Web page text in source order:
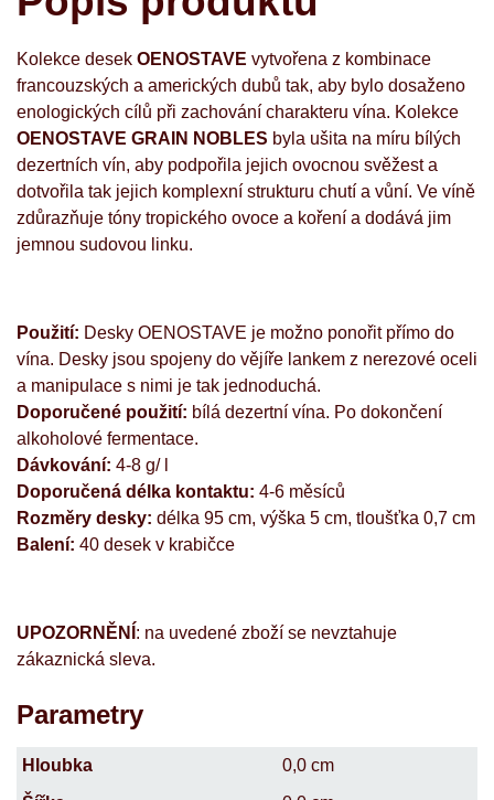
Kolekce desek OENOSTAVE vytvořena z kombinace
francouzských a amerických dubů tak, aby bylo dosaženo
enologických cílů při zachování charakteru vína. Kolekce
OENOSTAVE GRAIN NOBLES byla ušita na míru bílých
dezertních vín, aby podpořila jejich ovocnou svěžest a
dotvořila tak jejich komplexní strukturu chutí a vůní. Ve víně
zdůrazňuje tóny tropického ovoce a koření a dodává jim
jemnou sudovou linku.
Použití: Desky OENOSTAVE je možno ponořit přímo do
vína. Desky jsou spojeny do vějíře lankem z nerezové oceli
a manipulace s nimi je tak jednoduchá.
Doporučené použití: bílá dezertní vína. Po dokončení
alkoholové fermentace.
Dávkování: 4-8 g/ l
Doporučená délka kontaktu: 4-6 měsíců
Rozměry desky: délka 95 cm, výška 5 cm, tloušťka 0,7 cm
Balení: 40 desek v krabičce
UPOZORNĚNÍ : na uvedené zboží se nevztahuje
zákaznická sleva.
Parametry
Hloubka
0,0 cm